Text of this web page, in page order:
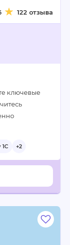
122 отзыва
ключевые
1С +2